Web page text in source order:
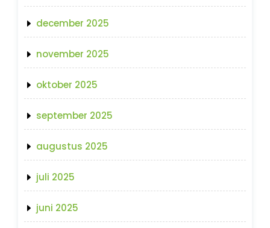
december 2025
november 2025
oktober 2025
september 2025
augustus 2025
juli 2025
juni 2025